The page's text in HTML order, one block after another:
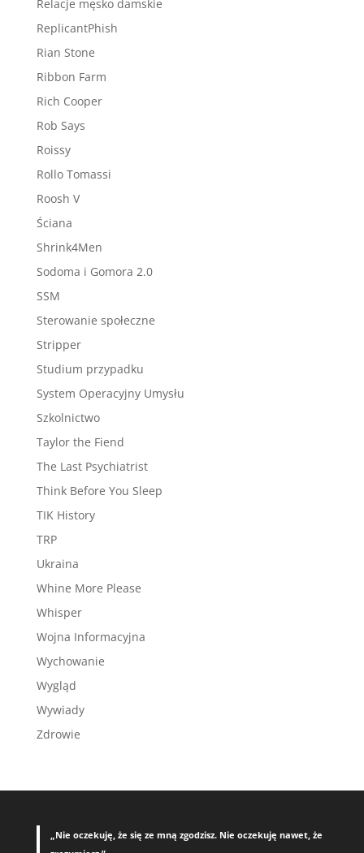
Relacje męsko damskie
ReplicantPhish
Rian Stone
Ribbon Farm
Rich Cooper
Rob Says
Roissy
Rollo Tomassi
Roosh V
Ściana
Shrink4Men
Sodoma i Gomora 2.0
SSM
Sterowanie społeczne
Stripper
Studium przypadku
System Operacyjny Umysłu
Szkolnictwo
Taylor the Fiend
The Last Psychiatrist
Think Before You Sleep
TIK History
TRP
Ukraina
Whine More Please
Whisper
Wojna Informacyjna
Wychowanie
Wygląd
Wywiady
Zdrowie
„Nie oczekuję, że się ze mną zgodzisz. Nie oczekuję nawet, że